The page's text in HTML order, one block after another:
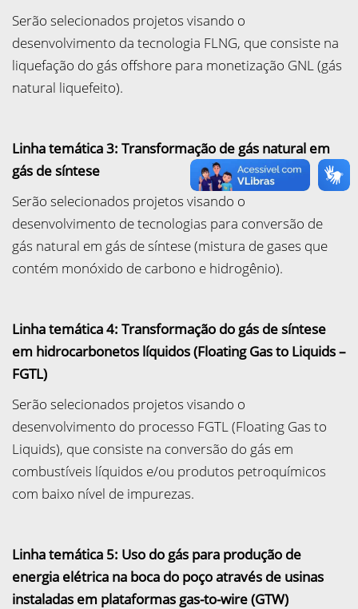
Serão selecionados projetos visando o
desenvolvimento da tecnologia FLNG, que consiste na
liquefação do gás offshore para monetização GNL (gás
natural liquefeito).
Linha temática 3: Transformação de gás natural em
gás de síntese
Serão selecionados projetos visando o
desenvolvimento de tecnologias para conversão de
gás natural em gás de síntese (mistura de gases que
contém monóxido de carbono e hidrogênio).
Linha temática 4: Transformação do gás de síntese
em hidrocarbonetos líquidos (Floating Gas to Liquids –
FGTL)
Serão selecionados projetos visando o
desenvolvimento do processo FGTL (Floating Gas to
Liquids), que consiste na conversão do gás em
combustíveis líquidos e/ou produtos petroquímicos
com baixo nível de impurezas.
Linha temática 5: Uso do gás para produção de
energia elétrica na boca do poço através de usinas
instaladas em plataformas gas-to-wire (GTW)